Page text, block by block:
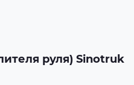
руля) Sinotruk